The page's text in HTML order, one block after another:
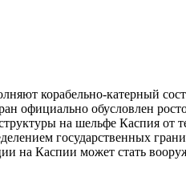
корабельно-катерный
официально обусловлен
на шельфе Каспия от
государственных
на Каспии может стать